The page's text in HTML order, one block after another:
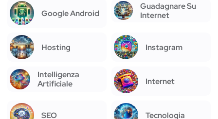
Google Android
Guadagnare Su
Internet
Hosting Instagram
Intelligenza
Artificiale
Internet
SEO Tecnologia